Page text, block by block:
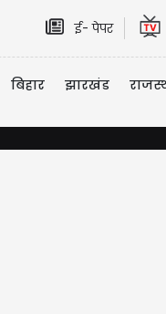
ई- पेपर
बिहार झारखंड